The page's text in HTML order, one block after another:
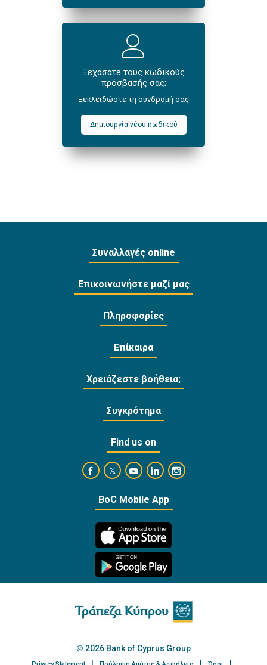
Ξεχάσατε τους κωδικούς
πρόσβασής σας;
Ξεκλειδώστε τη συνδρομή σας
Δημιουργία νέου κωδικού
Συναλλαγές online
Επικοινωνήστε μαζί μας
Πληροφορίες
Επίκαιρα
Χρειάζεστε βοήθεια;
Συγκρότημα
Find us on
https://www.facebook.com/
https://twitter.com/bankofcyprus_
https://www.youtube.com/user/
https://www.linkedin.com/
https://
BoC Mobile App
2026 Bank of Cyprus Group